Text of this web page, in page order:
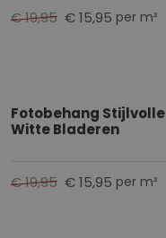
€ 15,95 per m²
€ 19,95
Fotobehang Stijlvolle
Witte Bladeren
€ 15,95 per m²
€ 19,95